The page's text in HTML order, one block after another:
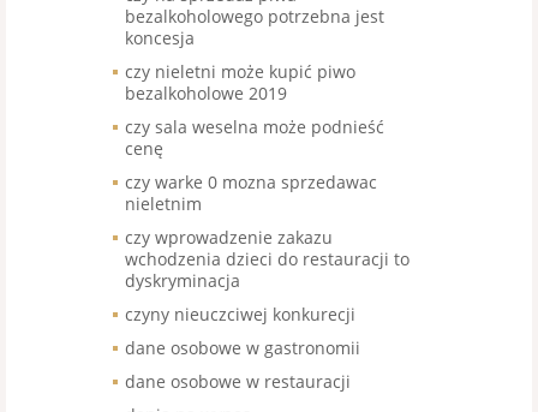
bezalkoholowego potrzebna jest
koncesja
czy nieletni może kupić piwo
bezalkoholowe 2019
czy sala weselna może podnieść
cenę
czy warke 0 mozna sprzedawac
nieletnim
czy wprowadzenie zakazu
wchodzenia dzieci do restauracji to
dyskryminacja
czyny nieuczciwej konkurecji
dane osobowe w gastronomii
dane osobowe w restauracji